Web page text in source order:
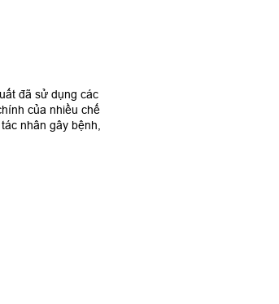
đã sử dụng các
của nhiều chế
nhân gây bệnh,